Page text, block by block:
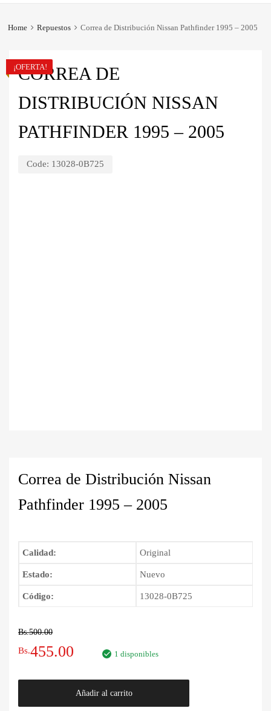
Home Repuestos Correa de Distribución Nissan Pathfinder 1995 – 2005
CORREA DE
DISTRIBUCIÓN NISSAN
PATHFINDER 1995 – 2005
Code: 13028-0B725
¡OFERTA!
Correa de Distribución Nissan
Pathfinder 1995 – 2005
Calidad: Original
Estado: Nuevo
Código: 13028-0B725
Bs.500.00
El
precio
original
Bs.455.00
precio
actual
1 disponibles
Añadir al carrito